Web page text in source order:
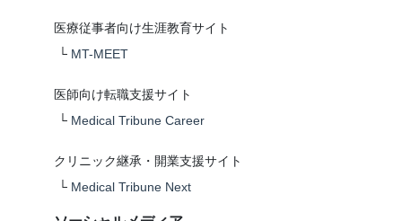
医療従事者向け生涯教育サイト
└ MT-MEET
医師向け転職支援サイト
└ Medical Tribune Career
クリニック継承・開業支援サイト
└ Medical Tribune Next